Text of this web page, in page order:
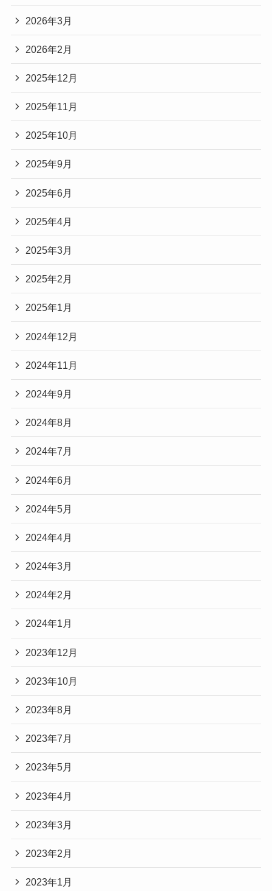
2026年3月
2026年2月
2025年12月
2025年11月
2025年10月
2025年9月
2025年6月
2025年4月
2025年3月
2025年2月
2025年1月
2024年12月
2024年11月
2024年9月
2024年8月
2024年7月
2024年6月
2024年5月
2024年4月
2024年3月
2024年2月
2024年1月
2023年12月
2023年10月
2023年8月
2023年7月
2023年5月
2023年4月
2023年3月
2023年2月
2023年1月